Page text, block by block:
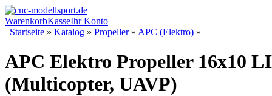
WarenkorbKasseIhr Konto
Startseite » Katalog » Propeller» APC (Elektro) »
APC Elektro Propeller 16x10
(Multicopter, UAVP)